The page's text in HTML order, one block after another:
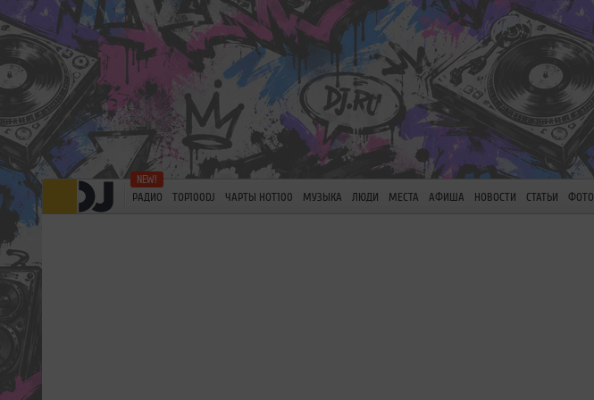
РАДИО TOP100DJ ЧАРТЫ HOT100 МУЗЫКА ЛЮДИ МЕСТА АФИША НОВОСТИ СТАТЬИ ФОТО